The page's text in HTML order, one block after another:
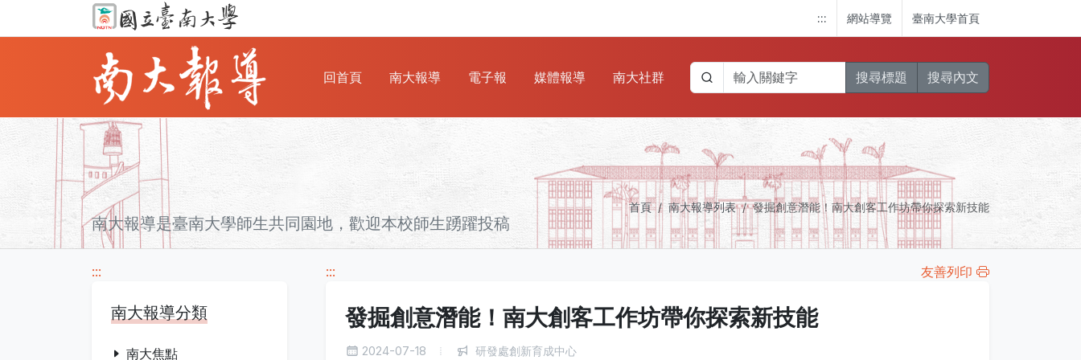
::: 網站導覽 臺南大學首頁
回首頁 南大報導 電子報 媒體報導 南大社群 搜尋標題 搜尋內文
南大報導是臺南大學師生共同園地，歡迎本校師生踴躍投稿
首頁 南大報導列表 發掘創意潛能！南大創客工作坊帶你探索新技能
::: 友善列印
發掘創意潛能！南大創客工作坊帶你探索新技能
2024-07-18 研發處創新育成中心
:::
南大報導分類
南大焦點